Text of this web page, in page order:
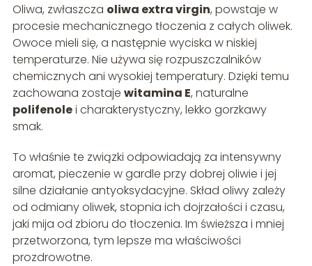
Oliwa, zwłaszcza oliwa extra virgin, powstaje w
procesie mechanicznego tłoczenia z całych oliwek.
Owoce mieli się, a następnie wyciska w niskiej
temperaturze. Nie używa się rozpuszczalników
chemicznych ani wysokiej temperatury. Dzięki temu
zachowana zostaje witamina E, naturalne
polifenolei charakterystyczny, lekko gorzkawy
smak.
To właśnie te związki odpowiadają za intensywny
aromat, pieczenie w gardle przy dobrej oliwie i jej
silne działanie antyoksydacyjne. Skład oliwy zależy
od odmiany oliwek, stopnia ich dojrzałości i czasu,
jaki mija od zbioru do tłoczenia. Im świeższa i mniej
przetworzona, tym lepsze ma właściwości
prozdrowotne.